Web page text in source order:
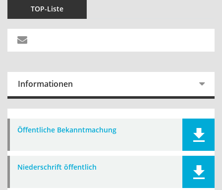
TOP-Liste
Informationen
Öffentliche Bekanntmachung
Niederschrift öffentlich